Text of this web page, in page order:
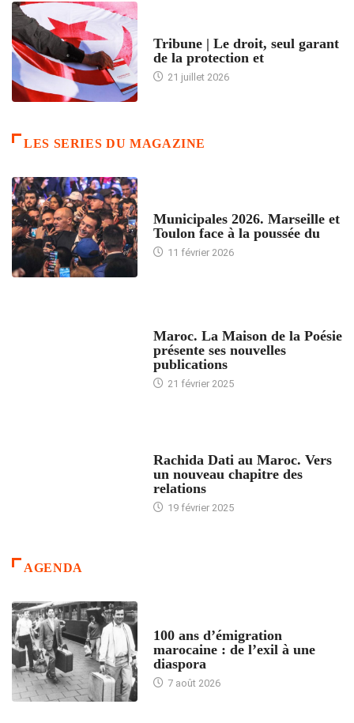
Tribune | Le droit, seul garant
de la protection et
21 juillet 2026
LES SERIES DU MAGAZINE
Municipales 2026. Marseille et
Toulon face à la poussée du
11 février 2026
Maroc. La Maison de la Poésie
présente ses nouvelles
publications
21 février 2025
Rachida Dati au Maroc. Vers
un nouveau chapitre des
relations
19 février 2025
AGENDA
100 ans d’émigration
marocaine : de l’exil à une
diaspora
7 août 2026